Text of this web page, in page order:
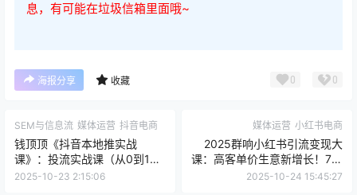
息，有可能在垃圾信箱里面哦~
海报分享 收藏 0 0
SEM与信息流 媒体运营 抖音电商
钱顶顶《抖音本地推实战
课》：投流实战课（从0到1掌
握高投产投放）​
2025-10-23 2:15:06
媒体运营 小红书电商
2025群响小红书引流变现大
课：高客单价生意新增长！7月
5-6日杭州2天1夜线下课
2025-10-24 15:45:27